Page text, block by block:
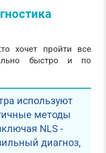
хочет пройти все
быстро и по
используют
методы
NLS -
диагноз,